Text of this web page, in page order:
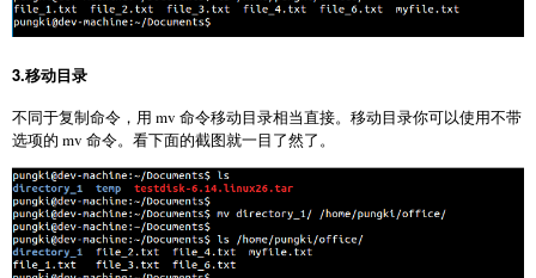
3.移动目录
不同于复制命令，用 mv 命令移动目录相当直接。移动目录你可以使用不带
选项的 mv 命令。看下面的截图就一目了然了。